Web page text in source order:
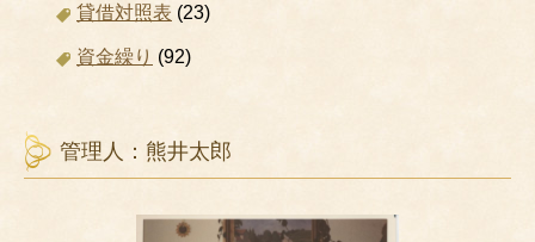
貸借対照表 (23)
資金繰り (92)
管理人：熊井太郎